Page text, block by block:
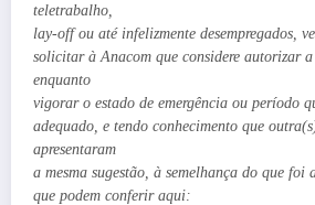
teletrabalho,
lay-off ou até infelizmente desempregados,
solicitar à Anacom que considere autorizar
enquanto
vigorar o estado de emergência ou período
adequado, e tendo conhecimento que
apresentaram
a mesma sugestão, à semelhança do que foi
que podem conferir aqui: